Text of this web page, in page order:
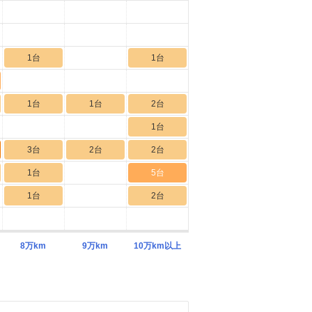
1台 1台
1台 1台 2台
1台
3台 2台 2台
1台 5台
1台 2台
8万km 9万km 10万km以上